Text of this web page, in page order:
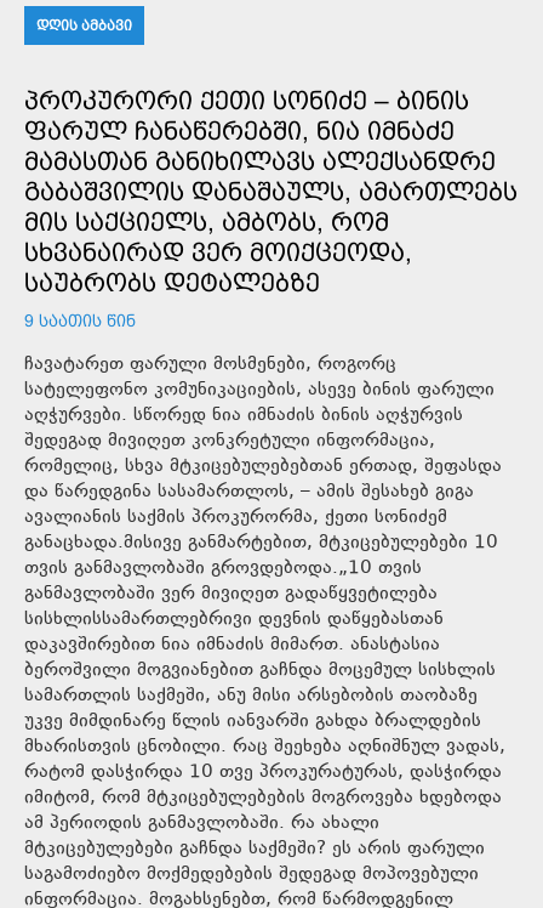
ᲓᲦᲘᲡ ᲐᲛᲑᲐᲕᲘ
ᲞᲠᲝᲙᲣᲠᲝᲠᲘ ᲥᲔᲗᲘ ᲡᲝᲜᲘᲫᲔ – ᲑᲘᲜᲘᲡ
ᲤᲐᲠᲣᲚ ᲩᲐᲜᲐᲬᲔᲠᲔᲑᲨᲘ, ᲜᲘᲐ ᲘᲛᲜᲐᲫᲔ
ᲛᲐᲛᲐᲡᲗᲐᲜ ᲒᲐᲜᲘᲮᲘᲚᲐᲕᲡ ᲐᲚᲔᲥᲡᲐᲜᲓᲠᲔ
ᲒᲐᲑᲐᲨᲕᲘᲚᲘᲡ ᲓᲐᲜᲐᲨᲐᲣᲚᲡ, ᲐᲛᲐᲠᲗᲚᲔᲑᲡ
ᲛᲘᲡ ᲡᲐᲥᲪᲘᲔᲚᲡ, ᲐᲛᲑᲝᲑᲡ, ᲠᲝᲛ
ᲡᲮᲕᲐᲜᲐᲘᲠᲐᲓ ᲕᲔᲠ ᲛᲝᲘᲥᲪᲔᲝᲓᲐ,
ᲡᲐᲣᲑᲠᲝᲑᲡ ᲓᲔᲢᲐᲚᲔᲑᲖᲔ
9 ᲡᲐᲐᲗᲘᲡ ᲬᲘᲜ
ჩავატარეთ ფარული მოსმენები, როგორც
სატელეფონო კომუნიკაციების, ასევე ბინის ფარული
აღჭურვები. სწორედ ნია იმნაძის ბინის აღჭურვის
შედეგად მივიღეთ კონკრეტული ინფორმაცია,
რომელიც, სხვა მტკიცებულებებთან ერთად, შეფასდა
და წარედგინა სასამართლოს, – ამის შესახებ გიგა
ავალიანის საქმის პროკურორმა, ქეთი სონიძემ
განაცხადა.მისივე განმარტებით, მტკიცებულებები 10
თვის განმავლობაში გროვდებოდა.„10 თვის
განმავლობაში ვერ მივიღეთ გადაწყვეტილება
სისხლისსამართლებრივი დევნის დაწყებასთან
დაკავშირებით ნია იმნაძის მიმართ. ანასტასია
ბეროშვილი მოგვიანებით გაჩნდა მოცემულ სისხლის
სამართლის საქმეში, ანუ მისი არსებობის თაობაზე
უკვე მიმდინარე წლის იანვარში გახდა ბრალდების
მხარისთვის ცნობილი. რაც შეეხება აღნიშნულ ვადას,
რატომ დასჭირდა 10 თვე პროკურატურას, დასჭირდა
იმიტომ, რომ მტკიცებულებების მოგროვება ხდებოდა
ამ პერიოდის განმავლობაში. რა ახალი
მტკიცებულებები გაჩნდა საქმეში? ეს არის ფარული
საგამოძიებო მოქმედებების შედეგად მოპოვებული
ინფორმაცია. მოგახსენებთ, რომ წარმოდგენილ